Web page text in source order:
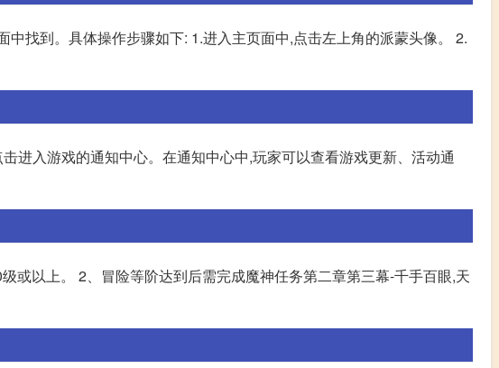
找到。具体操作步骤如下: 1.进入主页面中,点击左上角的派蒙头像。 2.
进入游戏的通知中心。在通知中心中,玩家可以查看游戏更新、活动通
或以上。 2、冒险等阶达到后需完成魔神任务第二章第三幕-千手百眼,天